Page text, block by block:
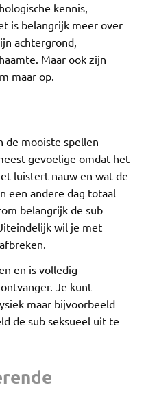
kennis,
is belangrijk meer over
achtergrond,
Maar ook zijn
maar op.
de mooiste spellen
gevoelige omdat het
luistert nauw en wat de
een andere dag totaal
belangrijk de sub
wil je met
en is volledig
Je kunt
maar bijvoorbeeld
de sub seksueel uit te